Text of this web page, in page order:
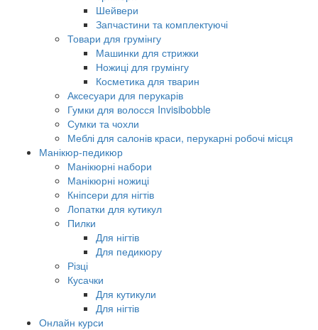
Шейвери
Запчастини та комплектуючі
Товари для грумінгу
Машинки для стрижки
Ножиці для грумінгу
Косметика для тварин
Аксесуари для перукарів
Гумки для волосся Invisibobble
Сумки та чохли
Меблі для салонів краси, перукарні робочі місця
Манікюр-педикюр
Манікюрні набори
Манікюрні ножиці
Кніпсери для нігтів
Лопатки для кутикул
Пилки
Для нігтів
Для педикюру
Різці
Кусачки
Для кутикули
Для нігтів
Онлайн курси